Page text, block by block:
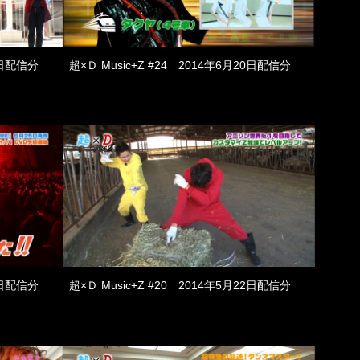
配信分 超×Ｄ Music+Z #24 2014年6月20日配信分
配信分 超×Ｄ Music+Z #20 2014年5月22日配信分